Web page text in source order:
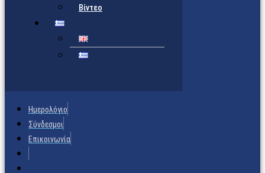
Βίντεο
Ημερολόγιο
Σύνδεσμοι
Επικοινωνία